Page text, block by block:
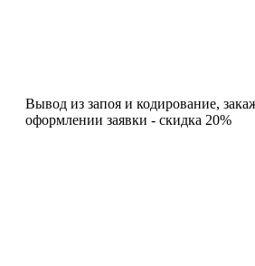
Вывод из запоя и кодирование,
оформлении заявки - скидка 20%